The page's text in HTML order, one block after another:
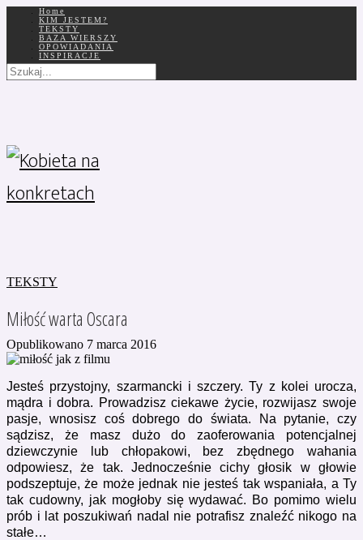
Home
KIM JESTEM?
TEKSTY
BAZA WIERSZY
OPOWIADANIA
INSPIRACJE
TEKSTY
Miłość warta Oscara
Opublikowano 7 marca 2016
Jesteś przystojny, szarmancki i szczery. Ty z kolei urocza,
mądra i dobra. Prowadzisz ciekawe życie, rozwijasz swoje
pasje, wnosisz coś dobrego do świata. Na pytanie, czy
sądzisz, że masz dużo do zaoferowania potencjalnej
dziewczynie lub chłopakowi, bez zbędnego wahania
odpowiesz, że tak. Jednocześnie cichy głosik w głowie
podszeptuje, że może jednak nie jesteś tak wspaniała, a Ty
tak cudowny, jak mogłoby się wydawać. Bo pomimo wielu
prób i lat poszukiwań nadal nie potrafisz znaleźć nikogo na
stałe…